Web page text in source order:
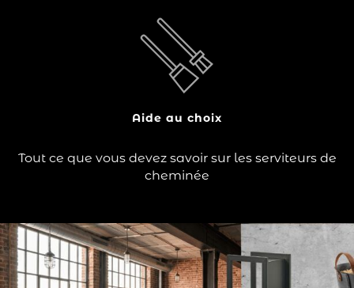
Aide au choix
Tout ce que vous devez savoir sur les serviteurs de
cheminée
serviteur est un accessoire indispensable
posséder pour entretenir votre coin feu. Il réunit en un
seul produit l’ensemble des accessoires nécessaires
pour entretenir votre feu. Il est généralement composé
d’une pelle, d’une…